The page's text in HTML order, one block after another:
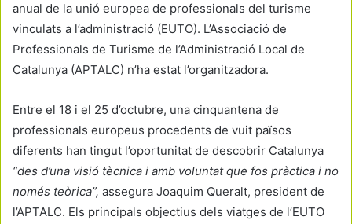
anual de la unió europea de professionals del turisme
vinculats a l’administració (EUTO). L’Associació de
Professionals de Turisme de l’Administració Local de
Catalunya (APTALC) n’ha estat l’organitzadora.
Entre el 18 i el 25 d’octubre, una cinquantena de
professionals europeus procedents de vuit països
diferents han tingut l’oportunitat de descobrir Catalunya
“des d’una visió tècnica i amb voluntat que fos pràctica i no
només teòrica”, assegura Joaquim Queralt, president de
l’APTALC. Els principals objectius dels viatges de l’EUTO